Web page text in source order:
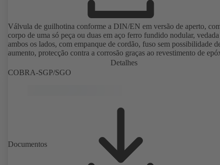
Válvula de guilhotina conforme a DIN/EN em versão de aperto,
corpo de uma só peça ou duas em aço ferro fundido nodular,
ambos os lados, com empanque de cordão, fuso sem possibilidade
aumento, protecção contra a corrosão graças ao revestimento de
Detalhes
COBRA-SGP/SGO
Documentos